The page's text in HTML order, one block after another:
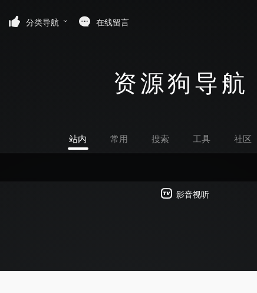
分类导航 在线留言
资源狗导航
站内 常用 搜索 工具 社区
影音视听